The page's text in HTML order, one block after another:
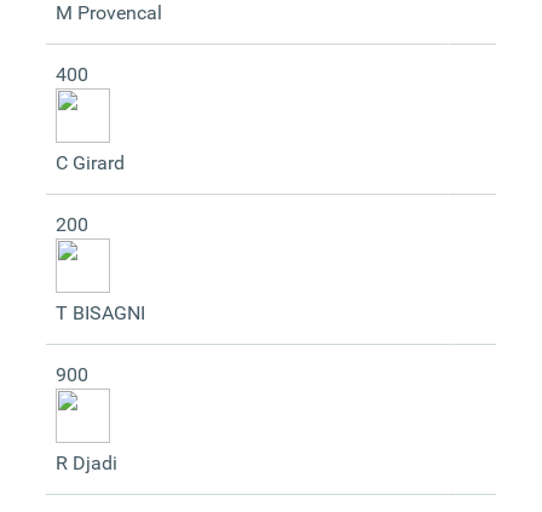
M Provencal
400
C Girard
200
T BISAGNI
900
R Djadi